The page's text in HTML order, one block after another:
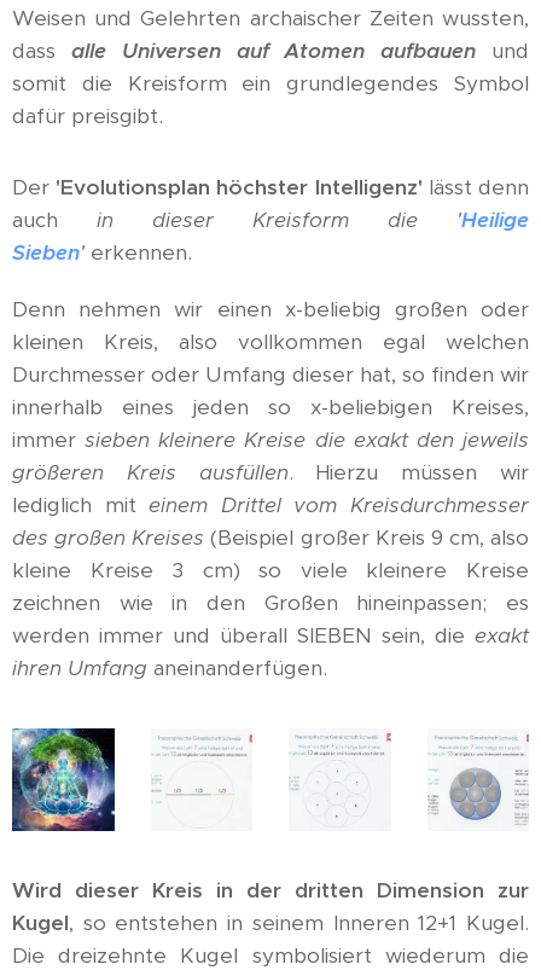
Weisen und Gelehrten archaischer Zeiten wussten,
dass alle Universen auf Atomen aufbauen und
somit die Kreisform ein grundlegendes Symbol
dafür preisgibt.
Der 'Evolutionsplan höchster Intelligenz' lässt denn
auch in dieser Kreisform die 'Heilige
Sieben' erkennen.
Denn nehmen wir einen x-beliebig großen oder
kleinen Kreis, also vollkommen egal welchen
Durchmesser oder Umfang dieser hat, so finden wir
innerhalb eines jeden so x-beliebigen Kreises,
immersieben kleinere Kreise die exakt den jeweils
größeren Kreis ausfüllen. Hierzu müssen wir
lediglich miteinem Drittel vom Kreisdurchmesser
des großen Kreises (Beispiel großer Kreis 9 cm, also
kleine Kreise 3 cm) so viele kleinere Kreise
zeichnen wie in den Großen hineinpassen; es
werden immer und überall SIEBEN sein, die exakt
ihren Umfang aneinanderfügen.
Wird dieser Kreis in der dritten Dimension zur
Kugel, so entstehen in seinem Inneren 12+1 Kugel.
Die dreizehnte Kugel symbolisiert wiederum die